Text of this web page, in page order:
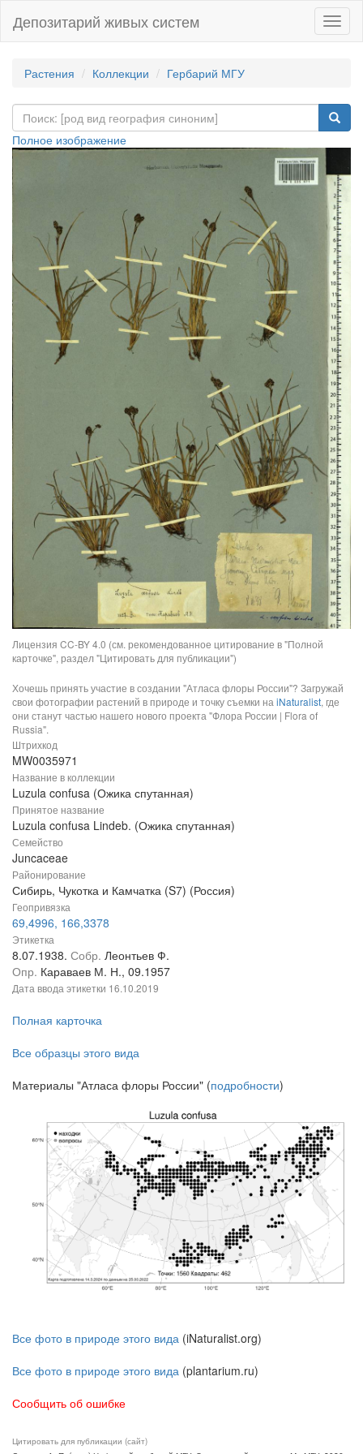
Депозитарий живых систем
Растения Коллекции Гербарий МГУ
Полное изображение
Лицензия CC-BY 4.0 (см. рекомендованное цитирование в "Полной
карточке", раздел "Цитировать для публикации")
Хочешь принять участие в создании "Атласа флоры России"? Загружай
свои фотографии растений в природе и точку съемки на iNaturalist, где
они станут частью нашего нового проекта "Флора России | Flora of
Russia".
Штрихкод
MW0035971
Название в коллекции
Luzula confusa (Ожика спутанная)
Принятое название
Luzula confusa Lindeb. (Ожика спутанная)
Семейство
Juncaceae
Районирование
Сибирь, Чукотка и Камчатка (S7) (Россия)
Геопривязка
69,4996, 166,3378
Этикетка
8.07.1938. Собр. Леонтьев Ф.
Опр. Караваев М. Н., 09.1957
Дата ввода этикетки 16.10.2019
Полная карточка
Все образцы этого вида
Материалы "Атласа флоры России" (подробности)
Все фото в природе этого вида (iNaturalist.org)
Все фото в природе этого вида (plantarium.ru)
Сообщить об ошибке
Цитировать для публикации (сайт)